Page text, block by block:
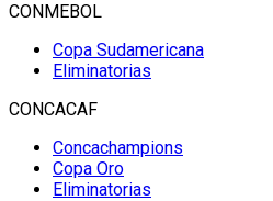
CONMEBOL
Copa Sudamericana
Eliminatorias
CONCACAF
Concachampions
Copa Oro
Eliminatorias